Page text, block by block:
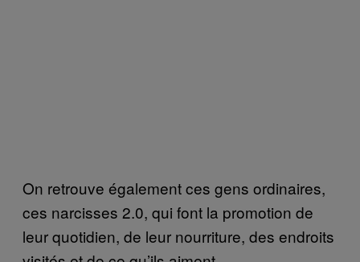
On retrouve également ces gens ordinaires,
ces narcisses 2.0, qui font la promotion de
leur quotidien, de leur nourriture, des endroits